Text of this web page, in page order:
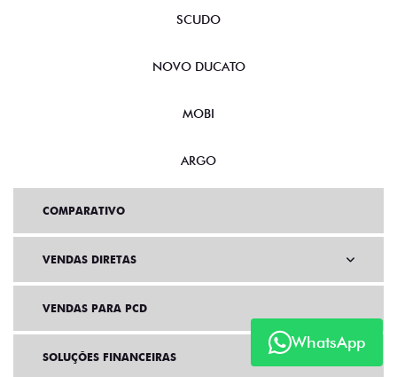
WhatsApp
SCUDO
NOVO DUCATO
MOBI
ARGO
COMPARATIVO
VENDAS DIRETAS
VENDAS PARA PCD
SOLUÇÕES FINANCEIRAS